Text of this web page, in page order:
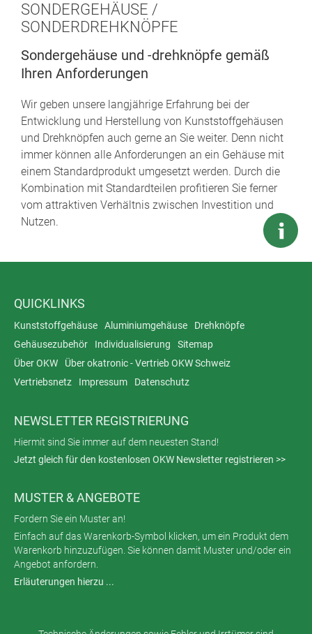
SONDERGEHÄUSE /
SONDERDREHKNÖPFE
Sondergehäuse und -drehknöpfe gemäß
Ihren Anforderungen
Wir geben unsere langjährige Erfahrung bei der
Entwicklung und Herstellung von Kunststoffgehäusen
und Drehknöpfen auch gerne an Sie weiter. Denn nicht
immer können alle Anforderungen an ein Gehäuse mit
einem Standardprodukt umgesetzt werden. Durch die
Kombination mit Standardteilen profitieren Sie ferner
vom attraktiven Verhältnis zwischen Investition und
Nutzen.
QUICKLINKS
Kunststoffgehäuse Aluminiumgehäuse
Drehknöpfe
Gehäusezubehör
Individualisierung
Sitemap
Über OKW
Über okatronic - Vertrieb OKW Schweiz
Vertriebsnetz
Impressum Datenschutz
NEWSLETTER REGISTRIERUNG
Hiermit sind Sie immer auf dem neuesten Stand!
Jetzt gleich für den kostenlosen OKW Newsletter registrieren >>
MUSTER & ANGEBOTE
Fordern Sie ein Muster an!
Einfach auf das Warenkorb-Symbol klicken, um ein Produkt dem
Warenkorb hinzuzufügen. Sie können damit Muster und/oder ein
Angebot anfordern.
Erläuterungen hierzu ...